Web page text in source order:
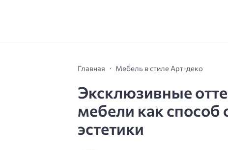
Главная Мебель в стиле Арт-деко
Эксклюзивные
мебели как способ
эстетики